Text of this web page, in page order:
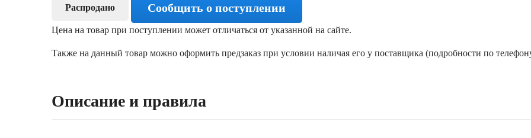
Распродано Сообщить о поступлении
Цена на товар при поступлении может отличаться от указанной на сайте.
Также на данный товар можно оформить предзаказ при условии наличая его у поставщика (подробности по
Описание и правила